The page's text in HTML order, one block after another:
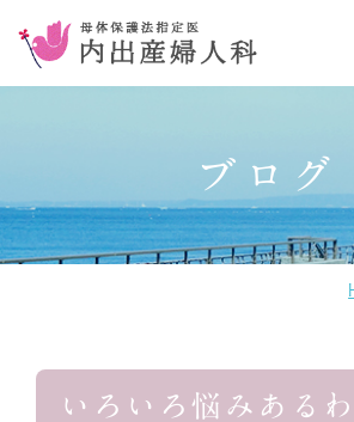
ブログ
いろいろ悩みある